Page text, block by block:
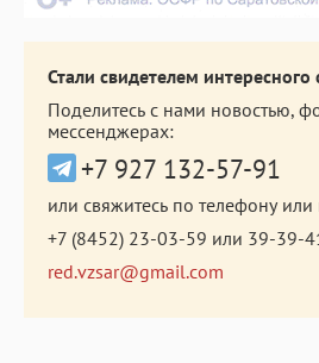
Стали свидетелем интересного
Поделитесь с нами новостью,
мессенджерах:
+7 927 132-57-91
или свяжитесь по телефону или
+7 (8452) 23-03-59 или 39-39-
red.vzsar@gmail.com